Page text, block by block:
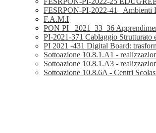
FESRPON-PI-2022-41_ Ambienti
F.A.M.I
PON PI_ 2021_33_36
PI-2021-371 Cablaggio Strutturato
PI 2021 -431 Digital Board:
Sottoazione 10.8.1.A1 -
Sottoazione 10.8.1.A3 -
Sottoazione 10.8.6A - Centri